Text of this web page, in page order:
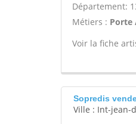
Département:
Métiers : Porte
Voir la fiche
Sopredis
Ville : Int-jean-